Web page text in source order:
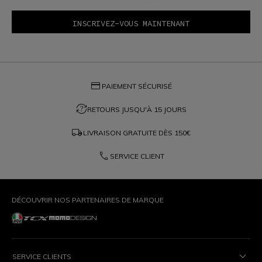
credit_card PAIEMENT SÉCURISÉ
question_exchangeRETOURS JUSQU'À 15 JOURS
local_shipping LIVRAISON GRATUITE DÈS 150€
phone SERVICE CLIENT
DÉCOUVRIR NOS PARTENAIRES DE MARQUE
SERVICE CLIENTS